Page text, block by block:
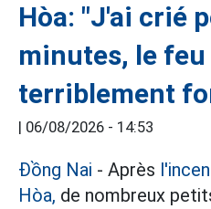
Hòa: "J'ai crié
minutes, le feu
terriblement
06/08/2026 - 14:53
Đồng Nai - Après
Hòa, de nombreux